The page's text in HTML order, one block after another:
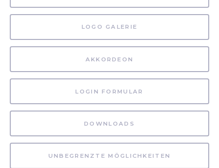
LOGO GALERIE
AKKORDEON
LOGIN FORMULAR
DOWNLOADS
UNBEGRENZTE MÖGLICHKEITEN